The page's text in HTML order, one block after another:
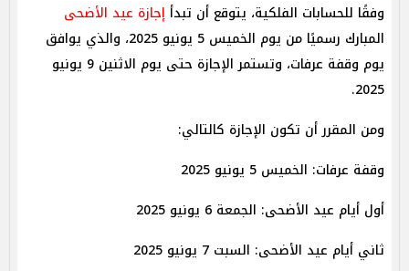
وفقًا للحسابات الفلكية، يتوقع أن تبدأ إجازة عيد الأضحى
المبارك رسميًا من يوم الخميس 5 يونيو 2025، والذي يوافق
يوم وقفة عرفات، وتستمر الإجازة حتى يوم الاثنين 9 يونيو
2025.
ومن المقرر أن تكون الإجازة كالتالي:
وقفة عرفات: الخميس 5 يونيو 2025
أول أيام عيد الأضحى: الجمعة 6 يونيو 2025
ثاني أيام عيد الأضحى: السبت 7 يونيو 2025